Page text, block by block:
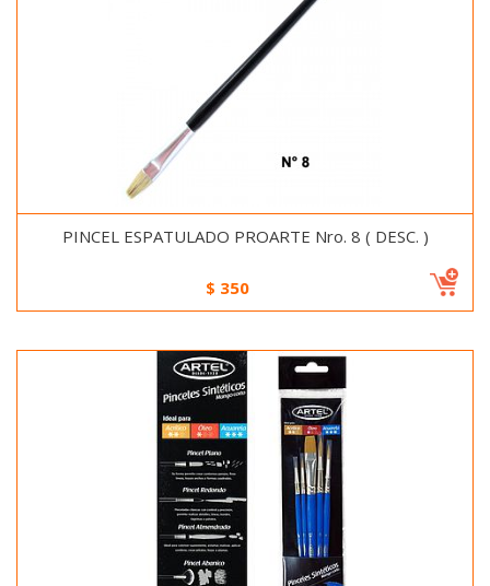
PINCEL ESPATULADO PROARTE Nro. 8 ( DESC. )
$ 350